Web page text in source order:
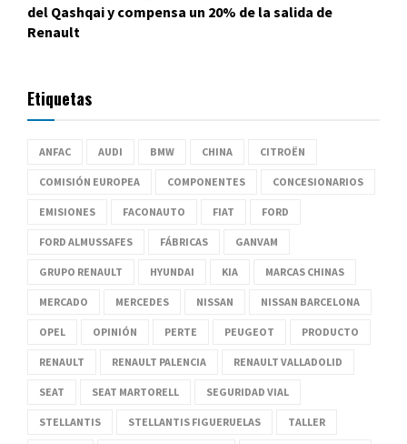
del Qashqai y compensa un 20% de la salida de
Renault
Etiquetas
ANFAC AUDI BMW CHINA CITROËN
COMISIÓN EUROPEA COMPONENTES CONCESIONARIOS
EMISIONES FACONAUTO FIAT FORD
FORD ALMUSSAFES FÁBRICAS GANVAM
GRUPO RENAULT HYUNDAI KIA MARCAS CHINAS
MERCADO MERCEDES NISSAN NISSAN BARCELONA
OPEL OPINIÓN PERTE PEUGEOT PRODUCTO
RENAULT RENAULT PALENCIA RENAULT VALLADOLID
SEAT SEAT MARTORELL SEGURIDAD VIAL
STELLANTIS STELLANTIS FIGUERUELAS TALLER